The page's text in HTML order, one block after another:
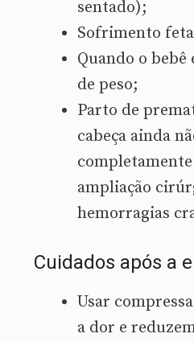
sentado);
Sofrimento
Quando o bebê
de peso;
Parto de
cabeça ainda
ampliação
hemorragias
Cuidados após a
Usar
a dor e